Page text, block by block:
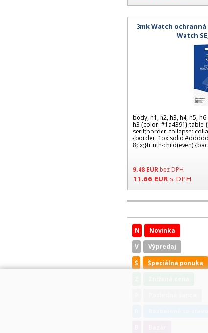
3mk Watch
Watch
body, h1, h2, h3, h4, h5,
h3 {color: #1a4391} table
serif;border-collapse:
{border: 1px solid
8px;}tr:nth-child(even)
9.48 EUR bez DPH
11.66 EUR s DPH
N
Novinka
V
Výpredaj
Š
Špeciálna ponuka